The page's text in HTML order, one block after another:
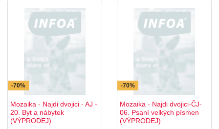
-70%
Mozaika - Najdi dvojici - AJ -
20. Byt a nábytek
(VÝPRODEJ)
-70%
Mozaika - Najdi dvojici-ČJ-
06. Psaní velkých písmen
(VÝPRODEJ)